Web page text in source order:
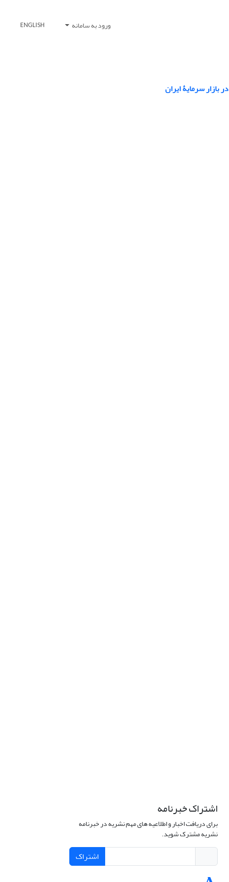
ورود به سامانه ENGLISH
اشتراک خبرنامه
برای دریافت اخبار و اطلاعیه های مهم نشریه در خبرنامه
نشریه مشترک شوید.
اشتراک